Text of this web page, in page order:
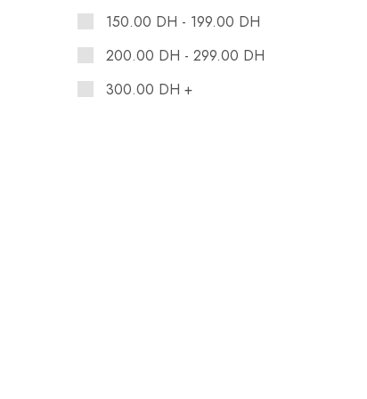
PanOxyl
Paula's choice
Purito Seoul
150.00 DH - 199.00 DH
200.00 DH - 299.00 DH
300.00 DH +